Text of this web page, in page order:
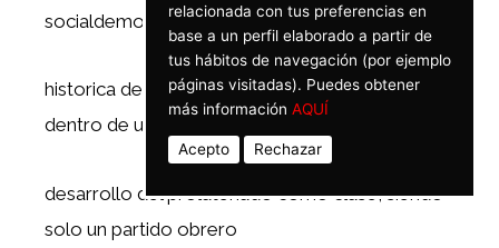
socialdemocracia representa la continuidad
historica del partido obrero revolucionario
dentro de una fase reformista del
desarrollo del prolateriado como clase, siendo
solo un partido obrero
relacionada con tus preferencias en
base a un perfil elaborado a partir de
tus hábitos de navegación (por ejemplo
páginas visitadas). Puedes obtener
más información AQUÍ
Acepto Rechazar